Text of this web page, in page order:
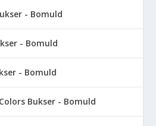
- Bomuld
- Bomuld
- Bomuld
Bukser - Bomuld